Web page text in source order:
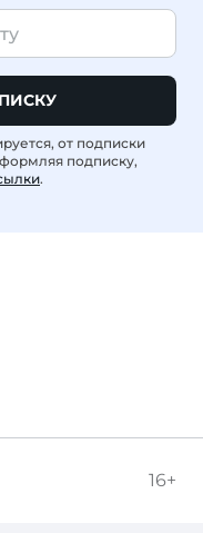
от подписки
подписку,
.
16+